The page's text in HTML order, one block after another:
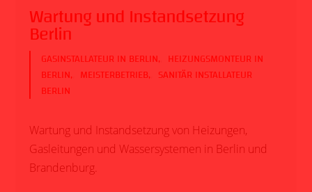
Wartung und Instandsetzung
Berlin
GASINSTALLATEUR IN BERLIN HEIZUNGSMONTEUR IN
BERLIN MEISTERBETRIEB SANITÄR INSTALLATEUR
BERLIN
Wartung und Instandsetzung von Heizungen,
Gasleitungen und Wassersystemen in Berlin und
Brandenburg.